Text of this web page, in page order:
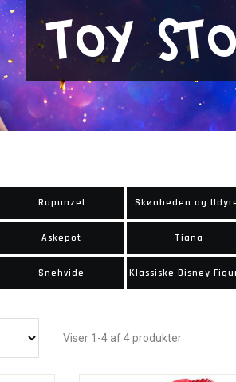
Toy
Rapunzel Skønheden og
Askepot Tiana
Snehvide Klassiske Disney
Viser 1-4 af 4 produkter